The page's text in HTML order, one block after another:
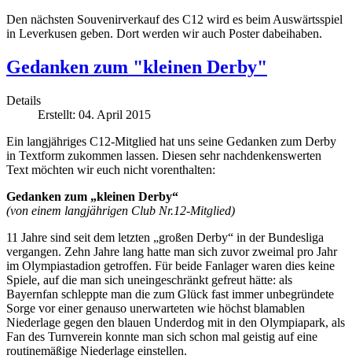
Den nächsten Souvenirverkauf des C12 wird es beim Auswärtsspiel
in Leverkusen geben. Dort werden wir auch Poster dabeihaben.
Gedanken zum "kleinen Derby"
Details
Erstellt: 04. April 2015
Ein langjähriges C12-Mitglied hat uns seine Gedanken zum Derby
in Textform zukommen lassen. Diesen sehr nachdenkenswerten
Text möchten wir euch nicht vorenthalten:
Gedanken zum „kleinen Derby“
(von einem langjährigen Club Nr.12-Mitglied)
11 Jahre sind seit dem letzten „großen Derby“ in der Bundesliga
vergangen. Zehn Jahre lang hatte man sich zuvor zweimal pro Jahr
im Olympiastadion getroffen. Für beide Fanlager waren dies keine
Spiele, auf die man sich uneingeschränkt gefreut hätte: als
Bayernfan schleppte man die zum Glück fast immer unbegründete
Sorge vor einer genauso unerwarteten wie höchst blamablen
Niederlage gegen den blauen Underdog mit in den Olympiapark, als
Fan des Turnverein konnte man sich schon mal geistig auf eine
routinemäßige Niederlage einstellen.